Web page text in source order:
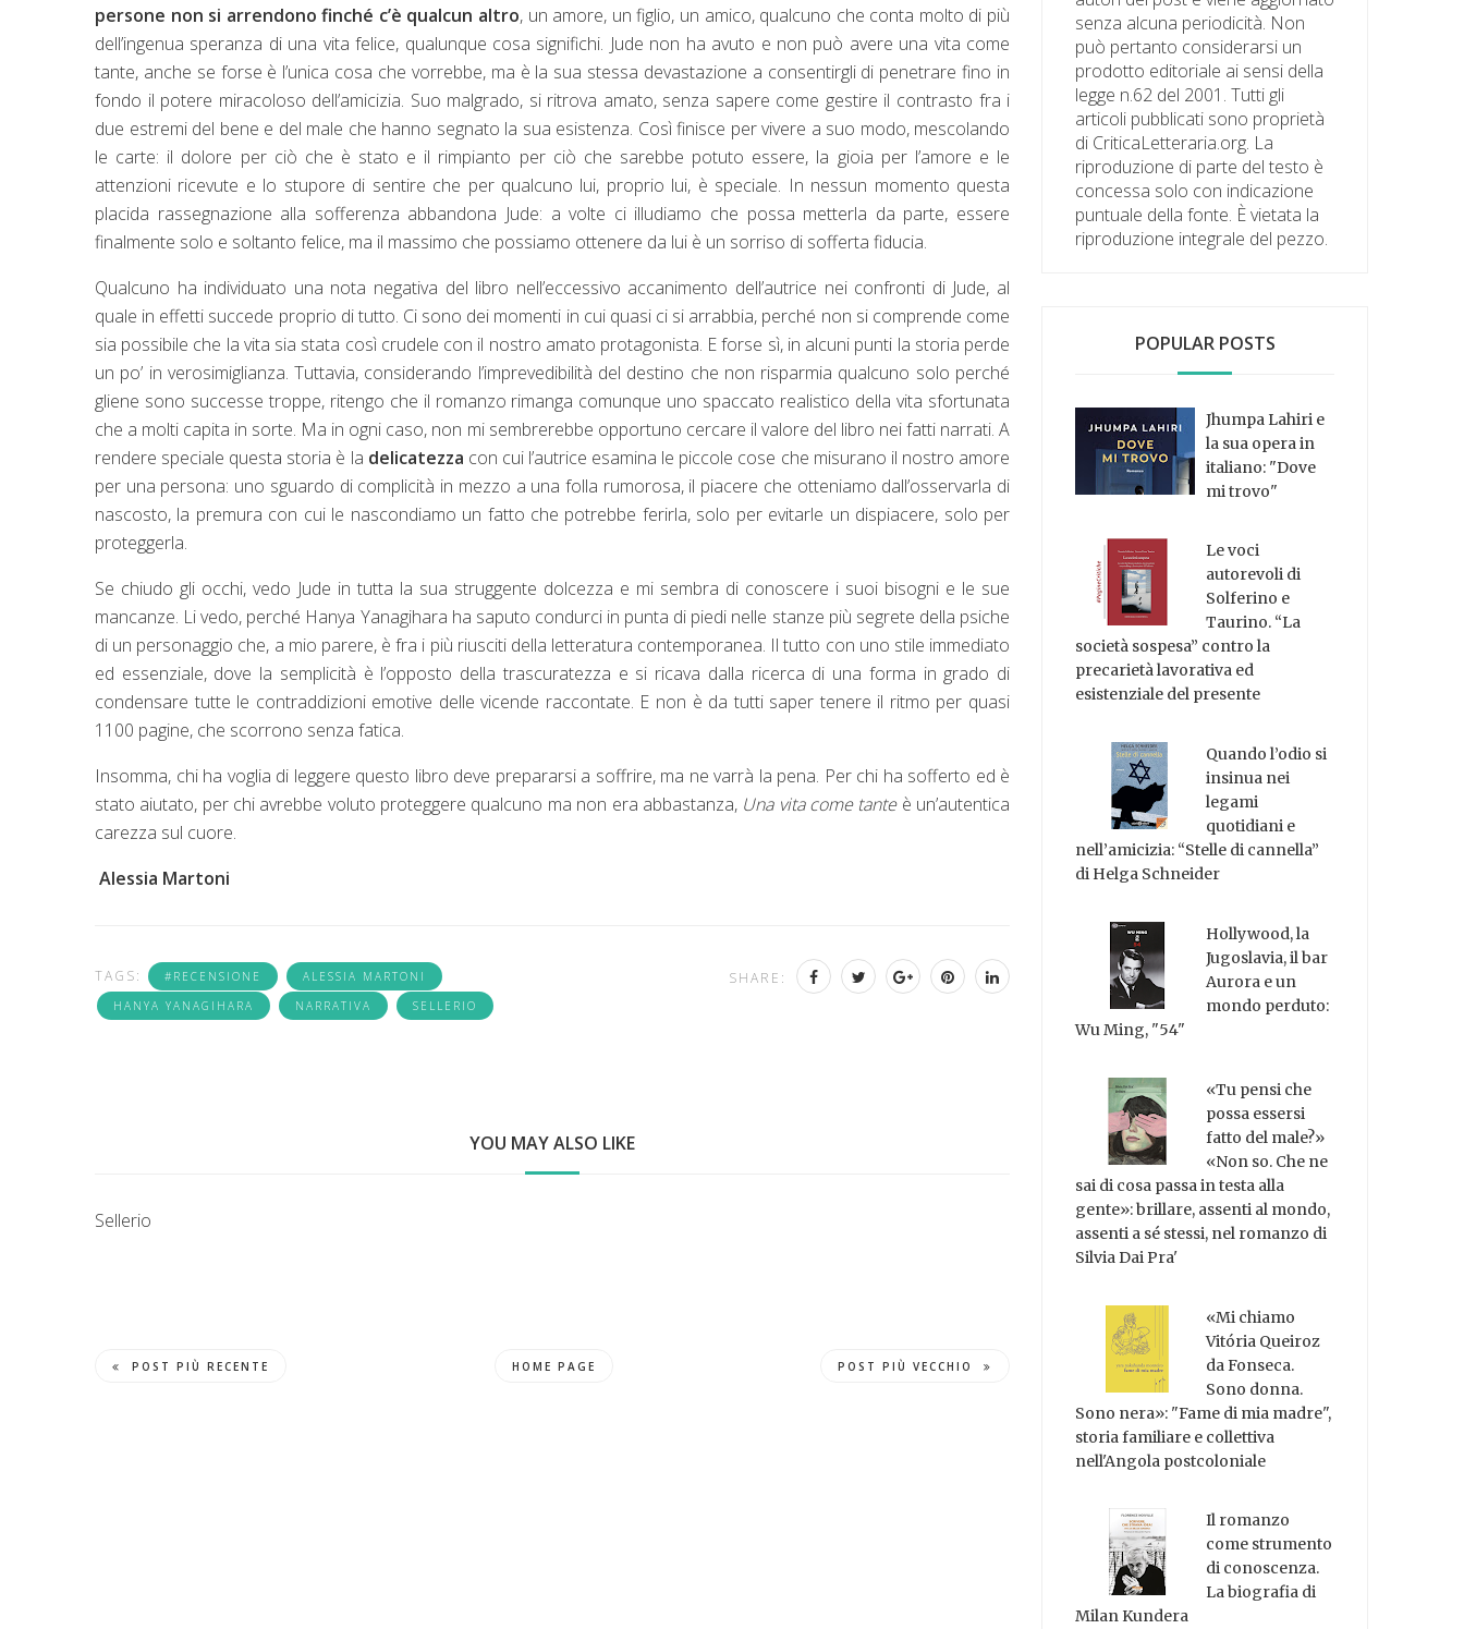
persone non si arrendono finché c’è qualcun altro, un amore, un figlio, un amico, qualcuno che conta molto di più
dell’ingenua speranza di una vita felice, qualunque cosa significhi. Jude non ha avuto e non può avere una vita come
tante, anche se forse è l’unica cosa che vorrebbe, ma è la sua stessa devastazione a consentirgli di penetrare fino in
fondo il potere miracoloso dell’amicizia. Suo malgrado, si ritrova amato, senza sapere come gestire il contrasto fra i
due estremi del bene e del male che hanno segnato la sua esistenza. Così finisce per vivere a suo modo, mescolando
le carte: il dolore per ciò che è stato e il rimpianto per ciò che sarebbe potuto essere, la gioia per l’amore e le
attenzioni ricevute e lo stupore di sentire che per qualcuno lui, proprio lui, è speciale. In nessun momento questa
placida rassegnazione alla sofferenza abbandona Jude: a volte ci illudiamo che possa metterla da parte, essere
finalmente solo e soltanto felice, ma il massimo che possiamo ottenere da lui è un sorriso di sofferta fiducia.
Qualcuno ha individuato una nota negativa del libro nell’eccessivo accanimento dell’autrice nei confronti di Jude, al
quale in effetti succede proprio di tutto. Ci sono dei momenti in cui quasi ci si arrabbia, perché non si comprende come
sia possibile che la vita sia stata così crudele con il nostro amato protagonista. E forse sì, in alcuni punti la storia perde
un po’ in verosimiglianza. Tuttavia, considerando l’imprevedibilità del destino che non risparmia qualcuno solo perché
gliene sono successe troppe, ritengo che il romanzo rimanga comunque uno spaccato realistico della vita sfortunata
che a molti capita in sorte. Ma in ogni caso, non mi sembrerebbe opportuno cercare il valore del libro nei fatti narrati. A
rendere speciale questa storia è la delicatezza con cui l’autrice esamina le piccole cose che misurano il nostro amore
per una persona: uno sguardo di complicità in mezzo a una folla rumorosa, il piacere che otteniamo dall’osservarla di
nascosto, la premura con cui le nascondiamo un fatto che potrebbe ferirla, solo per evitarle un dispiacere, solo per
proteggerla.
Se chiudo gli occhi, vedo Jude in tutta la sua struggente dolcezza e mi sembra di conoscere i suoi bisogni e le sue
mancanze. Li vedo, perché Hanya Yanagihara ha saputo condurci in punta di piedi nelle stanze più segrete della psiche
di un personaggio che, a mio parere, è fra i più riusciti della letteratura contemporanea. Il tutto con uno stile immediato
ed essenziale, dove la semplicità è l’opposto della trascuratezza e si ricava dalla ricerca di una forma in grado di
condensare tutte le contraddizioni emotive delle vicende raccontate. E non è da tutti saper tenere il ritmo per quasi
1100 pagine, che scorrono senza fatica.
Insomma, chi ha voglia di leggere questo libro deve prepararsi a soffrire, ma ne varrà la pena. Per chi ha sofferto ed è
stato aiutato, per chi avrebbe voluto proteggere qualcuno ma non era abbastanza, Una vita come tante è un’autentica
carezza sul cuore.
Alessia Martoni
TAGS: #RECENSIONE
ALESSIA MARTONI
HANYA YANAGIHARA
NARRATIVA SELLERIO
SHARE:
YOU MAY ALSO LIKE
Sellerio
POST PIÙ RECENTE HOME PAGE POST PIÙ VECCHIO
senza alcuna periodicità. Non
può pertanto considerarsi un
prodotto editoriale ai sensi della
legge n.62 del 2001. Tutti gli
articoli pubblicati sono proprietà
di CriticaLetteraria.org. La
riproduzione di parte del testo è
concessa solo con indicazione
puntuale della fonte. È vietata la
riproduzione integrale del pezzo.
POPULAR POSTS
Jhumpa Lahiri e
la sua opera in
italiano: "Dove
mi trovo"
Le voci
autorevoli di
Solferino e
Taurino. “La
società sospesa” contro la
precarietà lavorativa ed
esistenziale del presente
Quando l’odio si
insinua nei
legami
quotidiani e
nell’amicizia: “Stelle di cannella”
di Helga Schneider
Hollywood, la
Jugoslavia, il bar
Aurora e un
mondo perduto:
Wu Ming, "54"
«Tu pensi che
possa essersi
fatto del male?»
«Non so. Che ne
sai di cosa passa in testa alla
gente»: brillare, assenti al mondo,
assenti a sé stessi, nel romanzo di
Silvia Dai Pra'
«Mi chiamo
Vitória Queiroz
da Fonseca.
Sono donna.
Sono nera»: "Fame di mia madre",
storia familiare e collettiva
nell'Angola postcoloniale
Il romanzo
come strumento
di conoscenza.
La biografia di
Milan Kundera